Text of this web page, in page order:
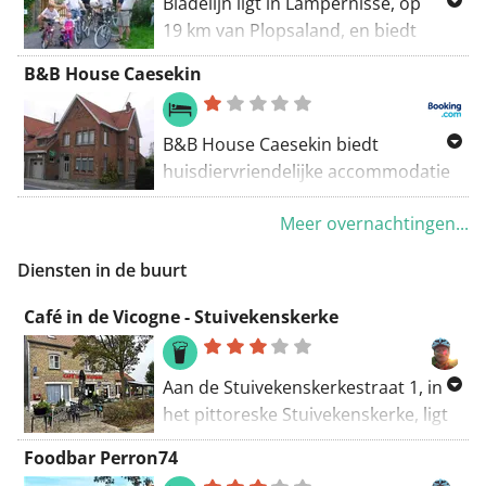
19 km van Plopsaland, en biedt
accommodatie met een tuin, gratis
privéparkeergelegenheid, een
gemeenschappelijke lounge en een
terras. Dit 2-sterrenhotel biedt
gratis WiFi, roomservice en een 24-
uursreceptie.
B&B House Caesekin
B&B House Caesekin biedt
huisdiervriendelijke accommodatie
in Diksmuide. Er is gratis
privéparkeergelegenheid
allemaal voorzien van een
flatscreen-tv en hebben een eigen
badkamer.
Meer overnachtingen...
Diensten in de buurt
Café in de Vicogne - Stuivekenskerke
Aan de Stuivekenskerkestraat 1, in
het pittoreske Stuivekenskerke, ligt
het caféIn de Vicognerecht
tegenover de kerk.
Foodbar Perron74